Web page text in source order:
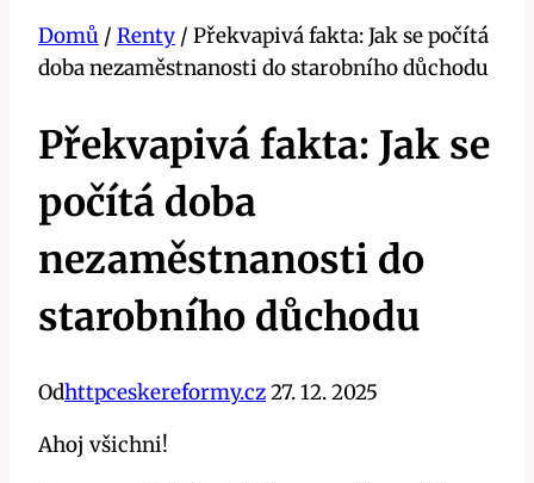
Domů / Renty / Překvapivá fakta: Jak se počítá
doba nezaměstnanosti do starobního důchodu
Překvapivá fakta: Jak se
počítá doba
nezaměstnanosti do
starobního důchodu
Odhttpceskereformy.cz27. 12. 2025
Ahoj všichni!